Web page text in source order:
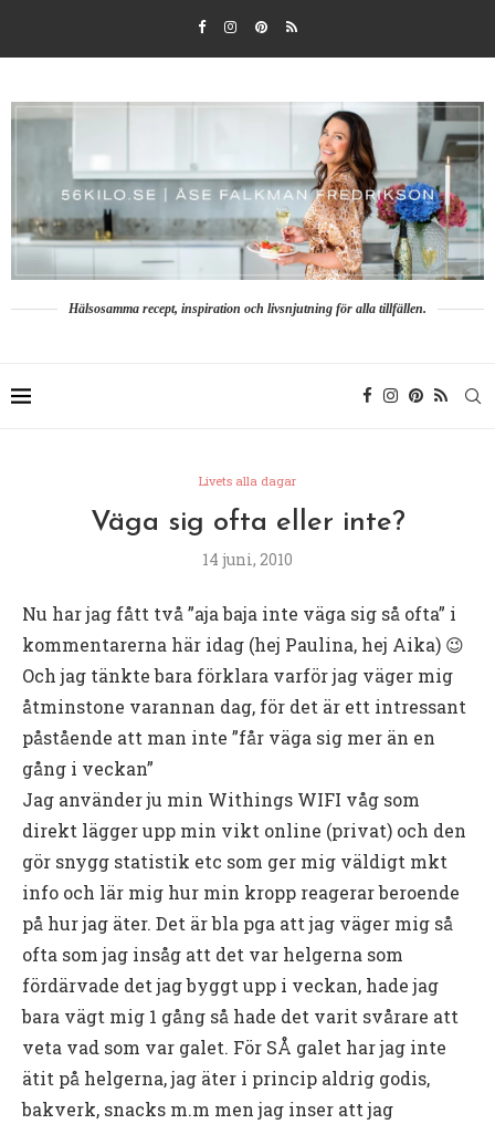
Hälsosamma recept, inspiration och livsnjutning för alla tillfällen.
Livets alla dagar
Väga sig ofta eller inte?
14 juni, 2010
Nu har jag fått två ”aja baja inte väga sig så ofta” i
kommentarerna här idag (hej Paulina, hej Aika) 😉
Och jag tänkte bara förklara varför jag väger mig
åtminstone varannan dag, för det är ett intressant
påstående att man inte ”får väga sig mer än en
gång i veckan”
Jag använder ju min Withings WIFI våg som
direkt lägger upp min vikt online (privat) och den
gör snygg statistik etc som ger mig väldigt mkt
info och lär mig hur min kropp reagerar beroende
på hur jag äter. Det är bla pga att jag väger mig så
ofta som jag insåg att det var helgerna som
fördärvade det jag byggt upp i veckan, hade jag
bara vägt mig 1 gång så hade det varit svårare att
veta vad som var galet. För SÅ galet har jag inte
ätit på helgerna, jag äter i princip aldrig godis,
bakverk, snacks m.m men jag inser att jag